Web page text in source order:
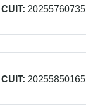
CUIT: 20255760735
CUIT: 20255850165